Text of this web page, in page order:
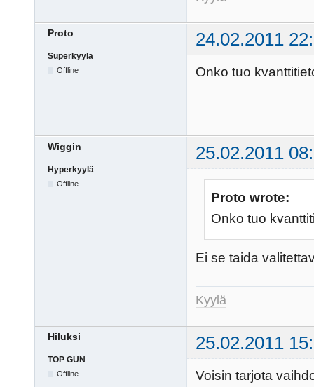
Proto 24.02.2011
Superkyylä
Offline Onko tuo
Wiggin 25.02.2011
Hyperkyylä
Offline
Proto wrote:
Onko tuo
Ei se taida
Kyylä
Hiluksi 25.02.2011
TOP GUN
Offline
Voisin tarjota